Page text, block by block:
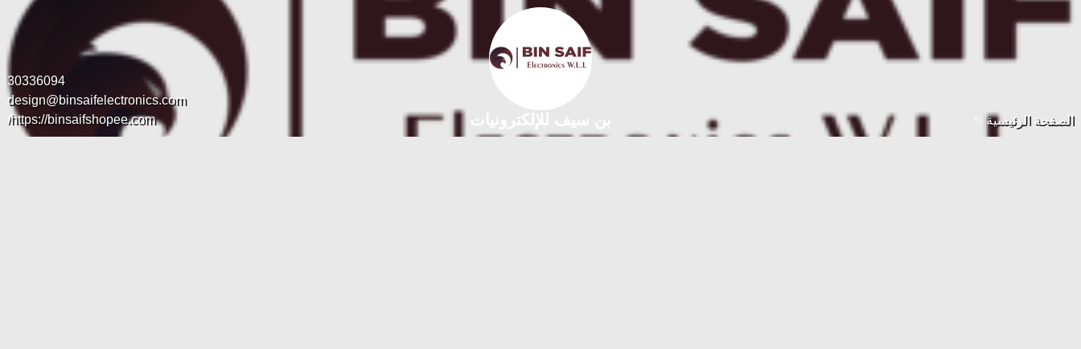
الصفحة الرئيسية
30336094
design@binsaifelectronics.com
https://binsaifshopee.com/